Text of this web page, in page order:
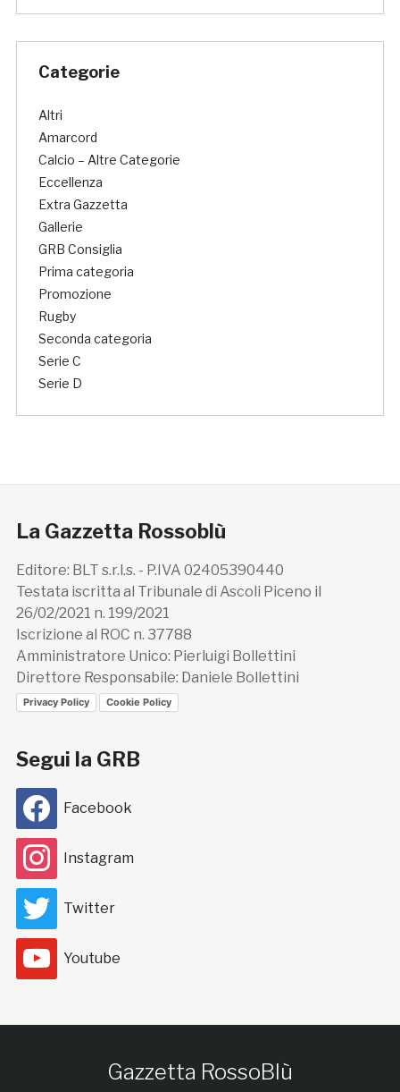
Categorie
Altri
Amarcord
Calcio – Altre Categorie
Eccellenza
Extra Gazzetta
Gallerie
GRB Consiglia
Prima categoria
Promozione
Rugby
Seconda categoria
Serie C
Serie D
La Gazzetta Rossoblù
Editore: BLT s.r.l.s. - P.IVA 02405390440
Testata iscritta al Tribunale di Ascoli Piceno il
26/02/2021 n. 199/2021
Iscrizione al ROC n. 37788
Amministratore Unico: Pierluigi Bollettini
Direttore Responsabile: Daniele Bollettini
Privacy Policy Cookie Policy
Segui la GRB
Facebook
Instagram
Twitter
Youtube
Gazzetta RossoBlù